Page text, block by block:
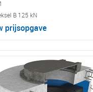
B 125 kN
prijsopgave